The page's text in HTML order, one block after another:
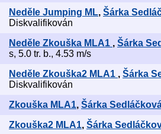
Neděle Jumping ML, Šárka
Diskvalifikován
Neděle Zkouška MLA1 , Šárka
s, 5.0 tr. b., 4.53 m/s
Neděle Zkouška2 MLA1 , Šárka
Diskvalifikován
Zkouška MLA1, Šárka
Zkouška2 MLA1, Šárka